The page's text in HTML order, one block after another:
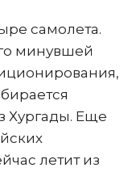
самолета.
минувшей
Хургады. Еще
летит из